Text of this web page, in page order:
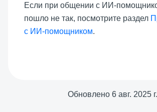
Если при общении с ИИ-
пошло не так, посмотрите раздел
с ИИ-помощником.
Обновлено 6 авг. 2025 г.